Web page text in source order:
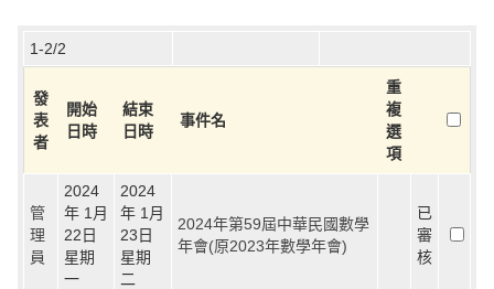
1-2/2
發
表
者
開始
日時
結束
日時
事件名
重
複
選
項
管
理
員
2024
年 1月
22日
星期
一
2024
年 1月
23日
星期
二
2024年第59屆中華民國數學
年會(原2023年數學年會)
已
審
核